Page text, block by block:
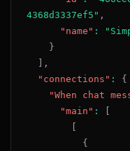
4368d3337ef5" ,
"name" :
}
,
"connections" :
{
"When chat
"main" :
{